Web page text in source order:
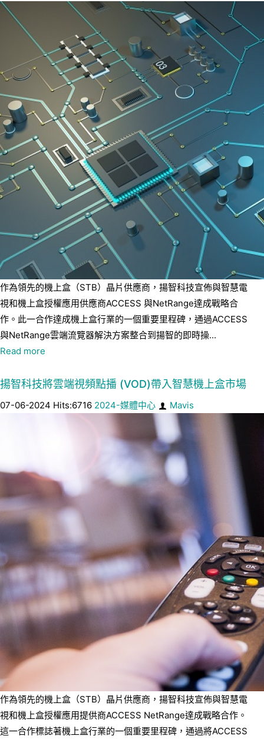
作為領先的機上盒（STB）晶片供應商，揚智科技宣佈與智慧電
視和機上盒授權應用供應商ACCESS 與NetRange達成戰略合
作。此一合作達成機上盒行業的一個重要里程碑，通過ACCESS
與NetRange雲端流覽器解決方案整合到揚智的即時操...
Read more
揚智科技將雲端視頻點播 (VOD)帶入智慧機上盒市場
07-06-2024 Hits:6716 2024-媒體中心 Mavis
作為領先的機上盒（STB）晶片供應商，揚智科技宣佈與智慧電
視和機上盒授權應用提供商ACCESS NetRange達成戰略合作。
這一合作標誌著機上盒行業的一個重要里程碑，通過將ACCESS